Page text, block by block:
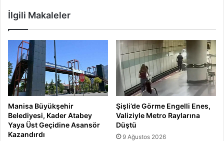
İlgili Makaleler
Manisa Büyükşehir
Belediyesi, Kader Atabey
Yaya Üst Geçidine Asansör
Kazandırdı
Şişli’de Görme Engelli Enes,
Valiziyle Metro Raylarına
Düştü
9 Ağustos 2026